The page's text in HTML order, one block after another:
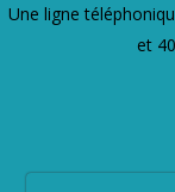
Une ligne
et